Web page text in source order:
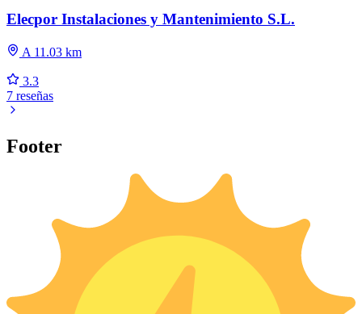
Elecpor Instalaciones y Mantenimiento S.L.
A 11.03 km
3.3
7 reseñas
Footer